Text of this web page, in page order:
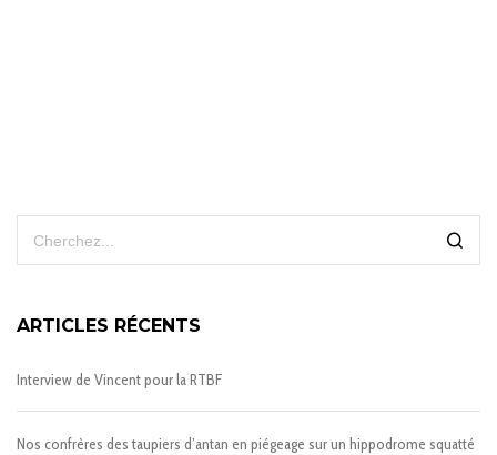
ARTICLES RÉCENTS
Interview de Vincent pour la RTBF
Nos confrères des taupiers d’antan en piégeage sur un hippodrome squatté